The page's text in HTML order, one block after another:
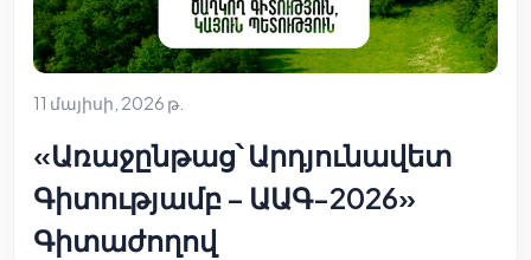
11 մայիսի, 2026 թ.
«Առաջընթաց՝ Արդյունավետ
Գիտությամբ – ԱԱԳ-2026»
Գիտաժողով